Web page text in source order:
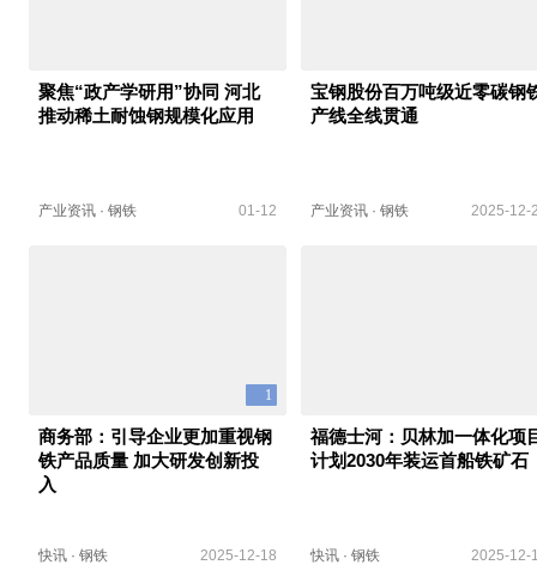
聚焦“政产学研用”协同 河北
推动稀土耐蚀钢规模化应用
产业资讯 · 钢铁 01-12
宝钢股份百万吨级近零碳钢
产线全线贯通
产业资讯· 钢铁 2025-12-
1
商务部：引导企业更加重视钢
铁产品质量 加大研发创新投
入
快讯 · 钢铁 2025-12-18
福德士河：贝林加一体化项
计划2030年装运首船铁矿石
快讯· 钢铁 2025-12-